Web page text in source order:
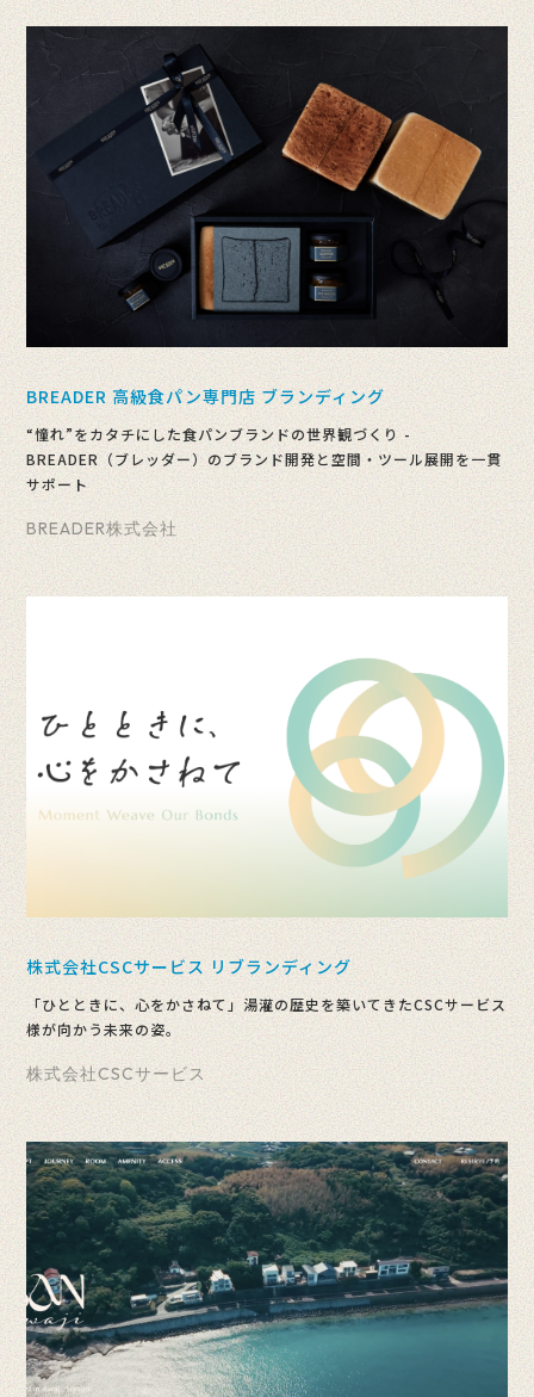
BREADER 高級食パン専門店 ブランディング
“憧れ”をカタチにした食パンブランドの世界観づくり -
BREADER（ブレッダー）のブランド開発と空間・ツール展開を一貫
サポート
BREADER株式会社
株式会社CSCサービス リブランディング
「ひとときに、心をかさねて」湯灌の歴史を築いてきたCSCサービス
様が向かう未来の姿。
株式会社CSCサービス